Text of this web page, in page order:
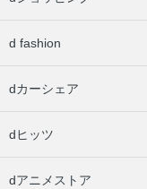
d fashion
dカーシェア
dヒッツ
dアニメストア